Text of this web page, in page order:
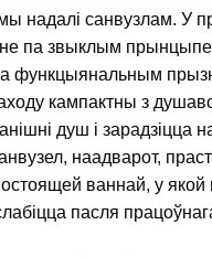
надалі санвузлам. У
не па звыклым
функцыянальным
кампактны з
душ і зарадзіцца
наадварот,
ваннай, у
пасля